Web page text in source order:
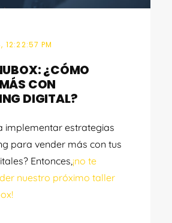
12:22:57 PM
¿CÓMO
CON
DIGITAL?
implementar estrategias
para vender más con tus
Entonces,¡no te
nuestro próximo taller